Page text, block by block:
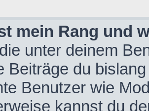
mein Rang und
unter deinem
Beiträge du
Benutzer wie
kannst du